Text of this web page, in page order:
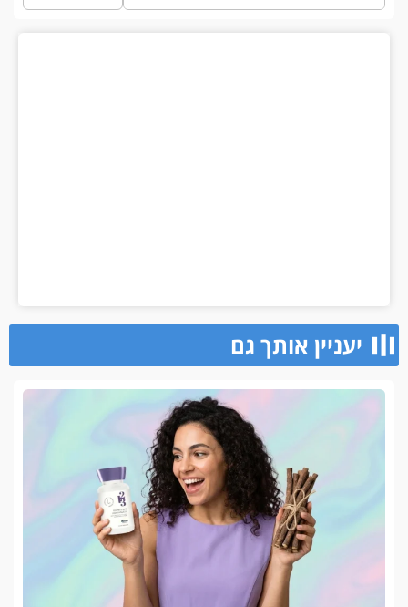
יעניין אותך גם